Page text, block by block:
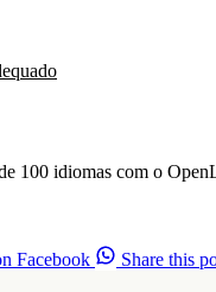
100 idiomas com o
Facebook Share this